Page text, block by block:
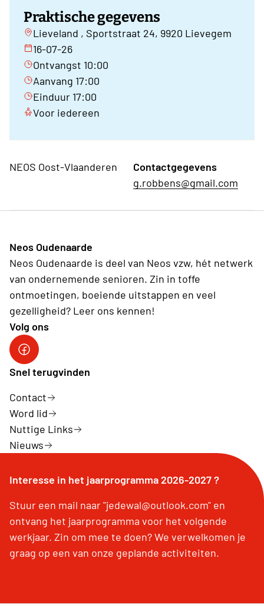
Praktische gegevens
Lieveland , Sportstraat 24, 9920 Lievegem
16-07-26
Ontvangst 10:00
Aanvang 17:00
Einduur 17:00
Voor iedereen
NEOS Oost-Vlaanderen
Contactgegevens
g.robbens@gmail.com
Neos Oudenaarde
Neos Oudenaarde is deel van Neos vzw, hét netwerk
van ondernemende senioren. Zin in toffe
ontmoetingen, boeiende uitstappen en veel
gezelligheid? Leer ons kennen!
Volg ons
Facebook
Snel terugvinden
Contact
Word lid
Nuttige Links
Nieuws
Interesse in het jaarprogramma 2026-2027 ?
Stuur een mail naar "jedewal@outlook.com" en
ontvang het jaarprogramma voor het volgende
werkjaar. Zin om mee te doen? We verwelkomen je
graag op een van onze geplande activiteiten.